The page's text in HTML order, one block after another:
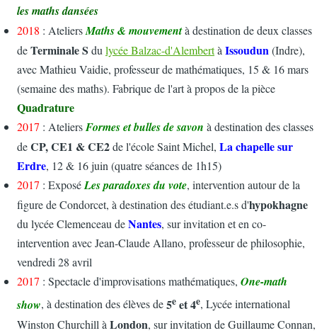
les maths dansées
2018 : AteliersMaths & mouvementà destination de deux classes
deTerminale S dulycée Balzac-d'AlembertàIssoudun(Indre),
avec Mathieu Vaidie, professeur de mathématiques, 15 & 16 mars
(semaine des maths). Fabrique de l'art à propos de la pièce
Quadrature
2017 : AteliersFormes et bulles de savon à destination des classes
deCP, CE1 & CE2de l'école Saint Michel, La chapelle sur
Erdre, 12 & 16 juin (quatre séances de 1h15)
2017 : ExposéLes paradoxes du vote, intervention autour de la
figure de Condorcet, à destination des étudiant.e.s d'hypokhagne
du lycée Clemenceau deNantes, sur invitation et en co-
intervention avec Jean-Claude Allano, professeur de philosophie,
vendredi 28 avril
2017 : Spectacle d'improvisations mathématiques, One-math
show, à destination des élèves de5e et 4e, Lycée international
Winston Churchill à London, sur invitation de Guillaume Connan,